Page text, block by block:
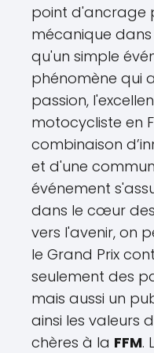
point d'ancrage
mécanique
qu'un simple
phénomène qui
passion,
motocycliste en
combinaison
et d'une
événement
dans le cœur
vers l'avenir, on
le Grand Prix
seulement des
mais aussi un
ainsi les valeurs
chères à la FFM.